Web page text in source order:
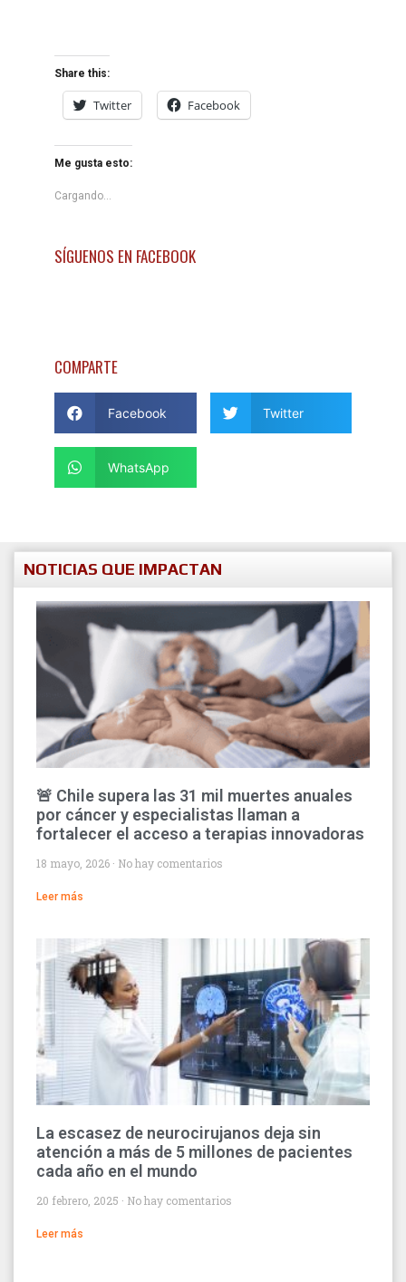
Share this:
Twitter Facebook
Me gusta esto:
Cargando...
SÍGUENOS EN FACEBOOK
COMPARTE
Facebook Twitter
WhatsApp
NOTICIAS QUE IMPACTAN
🚨 Chile supera las 31 mil muertes anuales
por cáncer y especialistas llaman a
fortalecer el acceso a terapias innovadoras
18 mayo, 2026 No hay comentarios
Leer más
La escasez de neurocirujanos deja sin
atención a más de 5 millones de pacientes
cada año en el mundo
20 febrero, 2025 No hay comentarios
Leer más